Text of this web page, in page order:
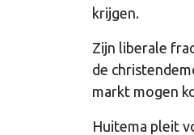
krijgen.
Zijn liberale
de
markt mogen
Huitema pleit